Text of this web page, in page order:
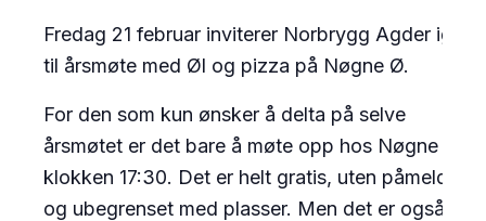
Fredag 21 februar inviterer Norbrygg Agder igjen
til årsmøte med Øl og pizza på Nøgne Ø.
For den som kun ønsker å delta på selve
årsmøtet er det bare å møte opp hos Nøgne Ø
klokken 17:30. Det er helt gratis, uten påmelding
og ubegrenset med plasser. Men det er også